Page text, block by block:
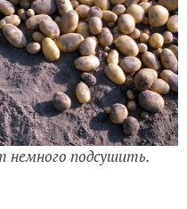
подсушить.